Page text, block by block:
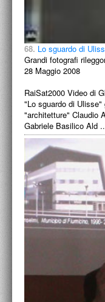
68. Lo sguardo di
Grandi fotografi
28 Maggio 2008
RaiSat2000 Video di
"Lo sguardo di Ulisse"
"architetture" Claudio
Gabriele Basilico Ald